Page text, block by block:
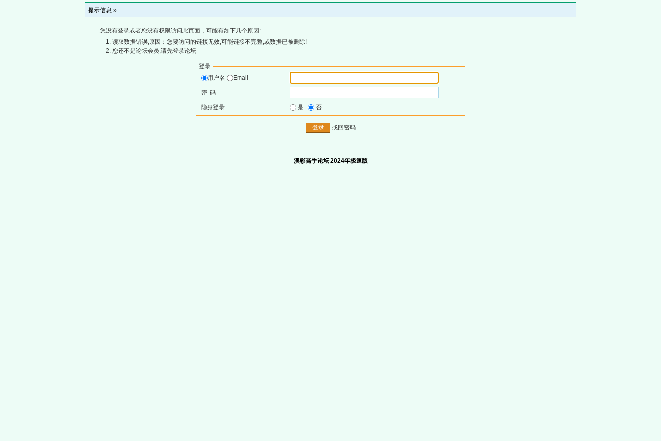
提示信息 »
您没有登录或者您没有权限访问此页面，可能有如下几个原因:
读取数据错误,原因：您要访问的链接无效,可能链接不完整,或数据已被删除!
您还不是论坛会员,请先登录论坛
登录
用户名
Email
密 码
隐身登录 是 否
找回密码
澳彩高手论坛 2024年极速版